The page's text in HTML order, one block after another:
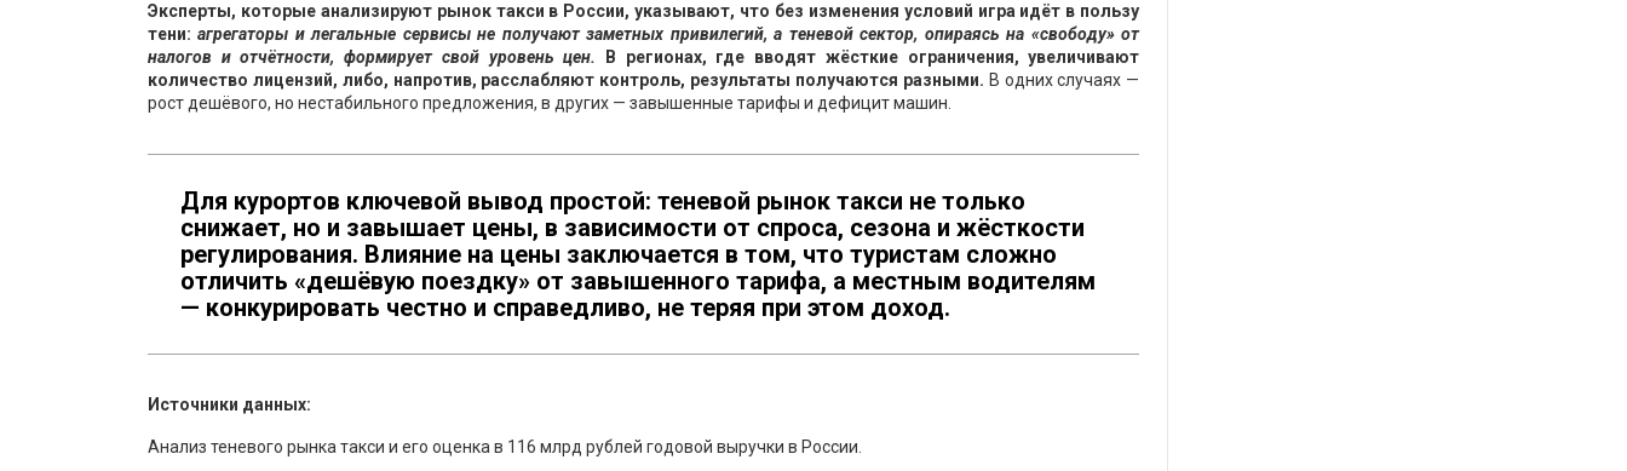
Эксперты, которые анализируют рынок такси в России, указывают, что без изменения условий игра идёт в пользу
тени: агрегаторы и легальные сервисы не получают заметных привилегий, а теневой сектор, опираясь на «свободу» от
налогов и отчётности, формирует свой уровень цен. В регионах, где вводят жёсткие ограничения, увеличивают
количество лицензий, либо, напротив, расслабляют контроль, результаты получаются разными. В одних случаях —
рост дешёвого, но нестабильного предложения, в других — завышенные тарифы и дефицит машин.
Для курортов ключевой вывод простой: теневой рынок такси не только
снижает, но и завышает цены, в зависимости от спроса, сезона и жёсткости
регулирования. Влияние на цены заключается в том, что туристам сложно
отличить «дешёвую поездку» от завышенного тарифа, а местным водителям
— конкурировать честно и справедливо, не теряя при этом доход.
Источники данных:
Анализ теневого рынка такси и его оценка в 116 млрд рублей годовой выручки в России.